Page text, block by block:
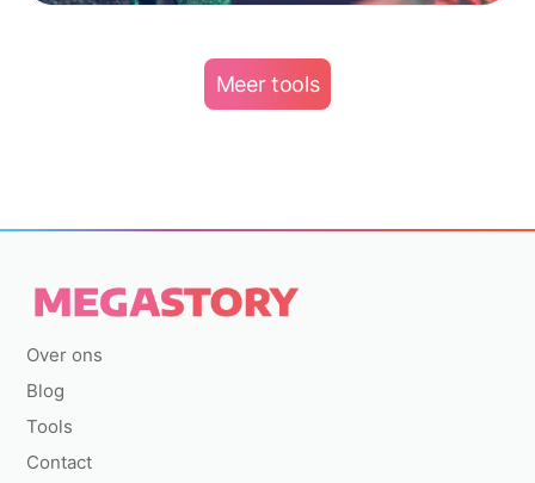
Meer tools
Over ons
Blog
Tools
Contact